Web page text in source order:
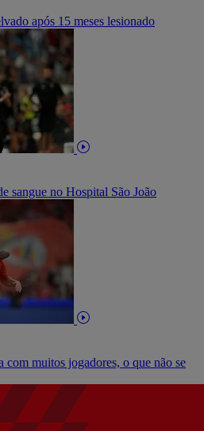
após 15 meses lesionado
sangue no Hospital São João
com muitos jogadores, o que não se